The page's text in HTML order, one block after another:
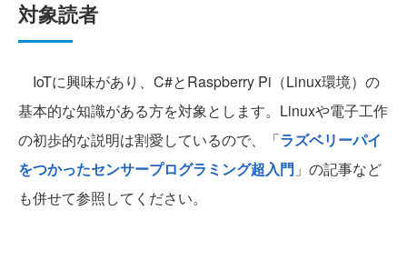
対象読者
IoTに興味があり、C#とRaspberry Pi（Linux環境）の
基本的な知識がある方を対象とします。Linuxや電子工作
の初歩的な説明は割愛しているので、「ラズベリーパイ
をつかったセンサープログラミング超入門 」の記事など
も併せて参照してください。